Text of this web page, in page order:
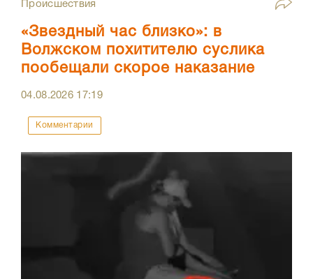
Происшествия
«Звездный час близко»: в
Волжском похитителю суслика
пообещали скорое наказание
04.08.2026 17:19
Комментарии